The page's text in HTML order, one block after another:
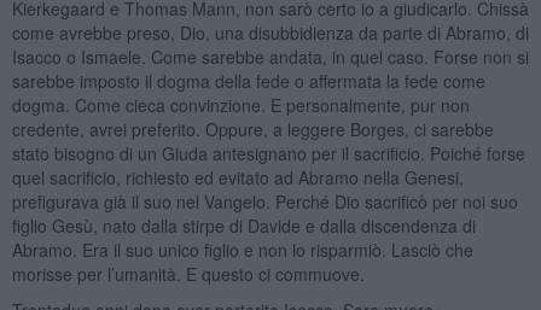
Kierkegaard e Thomas Mann, non sarò certo io a giudicarlo. Chissà
come avrebbe preso, Dio, una disubbidienza da parte di Abramo, di
Isacco o Ismaele. Come sarebbe andata, in quel caso. Forse non si
sarebbe imposto il dogma della fede o affermata la fede come
dogma. Come cieca convinzione. E personalmente, pur non
credente, avrei preferito. Oppure, a leggere Borges, ci sarebbe
stato bisogno di un Giuda antesignano per il sacrificio. Poiché forse
quel sacrificio, richiesto ed evitato ad Abramo nella Genesi,
prefigurava già il suo nel Vangelo. Perché Dio sacrificò per noi suo
figlio Gesù, nato dalla stirpe di Davide e dalla discendenza di
Abramo. Era il suo unico figlio e non lo risparmiò. Lasciò che
morisse per l’umanità. E questo ci commuove.